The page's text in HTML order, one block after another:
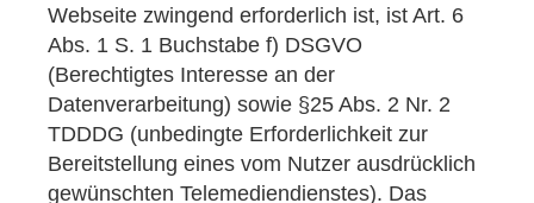
Webseite zwingend erforderlich ist, ist Art. 6
Abs. 1 S. 1 Buchstabe f) DSGVO
(Berechtigtes Interesse an der
Datenverarbeitung) sowie §25 Abs. 2 Nr. 2
TDDDG (unbedingte Erforderlichkeit zur
Bereitstellung eines vom Nutzer ausdrücklich
gewünschten Telemediendienstes). Das